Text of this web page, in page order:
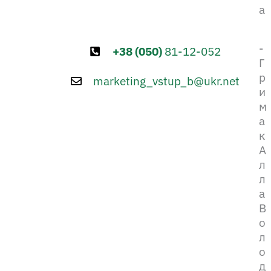
а
+38 (050)81-12-052
marketing_vstup_b@ukr.net
-
Г
р
и
м
а
к
А
л
л
а
В
о
л
о
д